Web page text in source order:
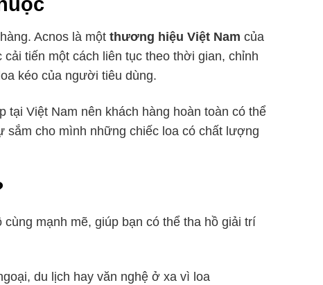
Acnos là một thương hiệu Việt Nam của
tiến một cách liên tục theo thời gian, chỉnh
kéo của người tiêu dùng.
Việt Nam nên khách hàng hoàn toàn có thể
sắm cho mình những chiếc loa có chất lượng
mạnh mẽ, giúp bạn có thể tha hồ giải trí
du lịch hay văn nghệ ở xa vì loa